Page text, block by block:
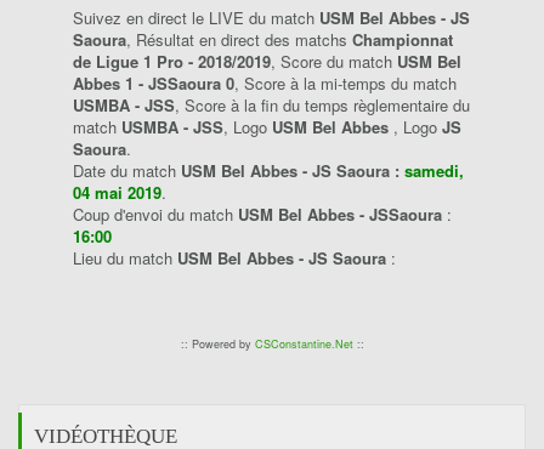
Suivez en direct le LIVE du match USM Bel Abbes - JS
Saoura, Résultat en direct des matchs Championnat
de Ligue 1 Pro - 2018/2019, Score du match USM Bel
Abbes 1 - JSSaoura 0, Score à la mi-temps du match
USMBA - JSS, Score à la fin du temps règlementaire du
match USMBA - JSS, Logo USM Bel Abbes , Logo JS
Saoura.
Date du match USM Bel Abbes - JS Saoura : samedi,
04 mai 2019.
Coup d'envoi du match USM Bel Abbes - JSSaoura :
16:00
Lieu du match USM Bel Abbes - JS Saoura :
:: Powered by CSConstantine.Net::
VIDÉOTHÈQUE